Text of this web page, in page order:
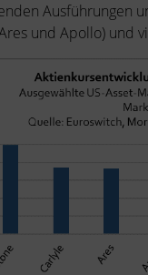
Ausführungen
und Apollo) und